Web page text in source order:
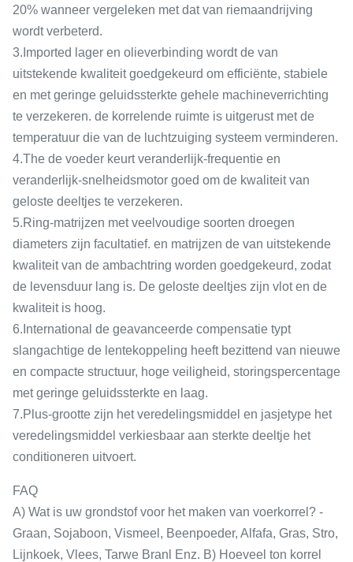
20% wanneer vergeleken met dat van riemaandrijving
wordt verbeterd.
3.Imported lager en olieverbinding wordt de van
uitstekende kwaliteit goedgekeurd om efficiënte, stabiele
en met geringe geluidssterkte gehele machineverrichting
te verzekeren. de korrelende ruimte is uitgerust met de
temperatuur die van de luchtzuiging systeem verminderen.
4.The de voeder keurt veranderlijk-frequentie en
veranderlijk-snelheidsmotor goed om de kwaliteit van
geloste deeltjes te verzekeren.
5.Ring-matrijzen met veelvoudige soorten droegen
diameters zijn facultatief. en matrijzen de van uitstekende
kwaliteit van de ambachtring worden goedgekeurd, zodat
de levensduur lang is. De geloste deeltjes zijn vlot en de
kwaliteit is hoog.
6.International de geavanceerde compensatie typt
slangachtige de lentekoppeling heeft bezittend van nieuwe
en compacte structuur, hoge veiligheid, storingspercentage
met geringe geluidssterkte en laag.
7.Plus-grootte zijn het veredelingsmiddel en jasjetype het
veredelingsmiddel verkiesbaar aan sterkte deeltje het
conditioneren uitvoert.
FAQ
A) Wat is uw grondstof voor het maken van voerkorrel? -
Graan, Sojaboon, Vismeel, Beenpoeder, Alfafa, Gras, Stro,
Lijnkoek, Vlees, Tarwe Branl Enz. B) Hoeveel ton korrel